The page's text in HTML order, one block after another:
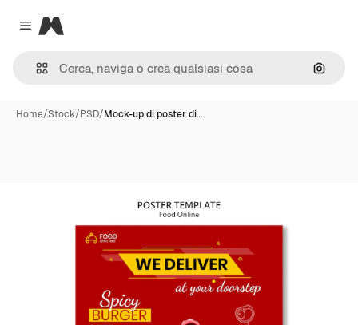
Close menu
Magnific
Cerca
Home/Stock/PSD/Mock-up di poster di…